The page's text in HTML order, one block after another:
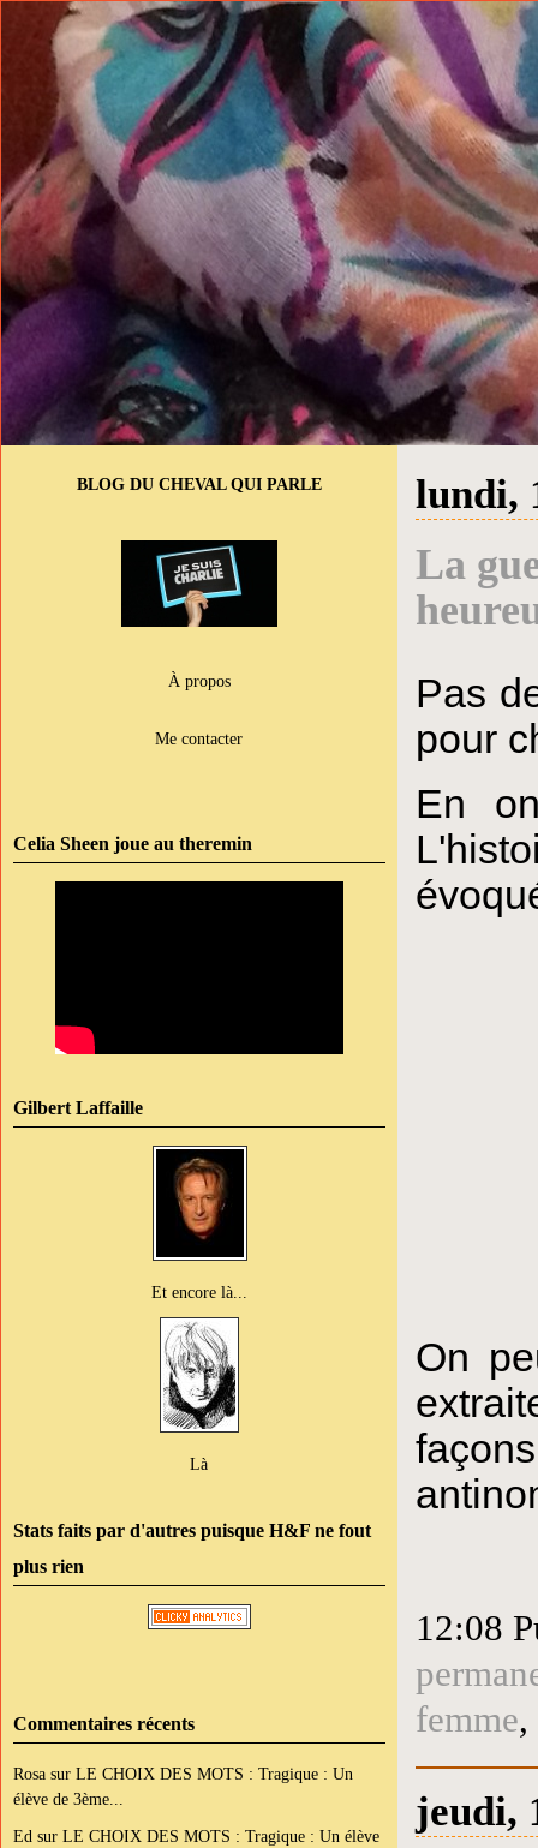
BLOG DU CHEVAL QUI PARLE
À propos
Me contacter
Celia Sheen joue au theremin
Gilbert Laffaille
Et encore là...
Là
Stats faits par d'autres puisque H&F ne fout
plus rien
Commentaires récents
Rosa sur LE CHOIX DES MOTS : Tragique : Un
élève de 3ème...
Ed sur LE CHOIX DES MOTS : Tragique : Un élève
lundi,
La
Pas
pour
En
On
12:08
femme,
jeudi,